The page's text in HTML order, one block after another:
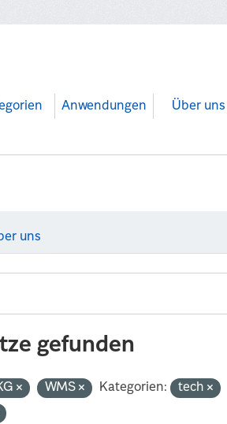
Anwendungen Über uns
uns
gefunden
WMS Kategorien: tech